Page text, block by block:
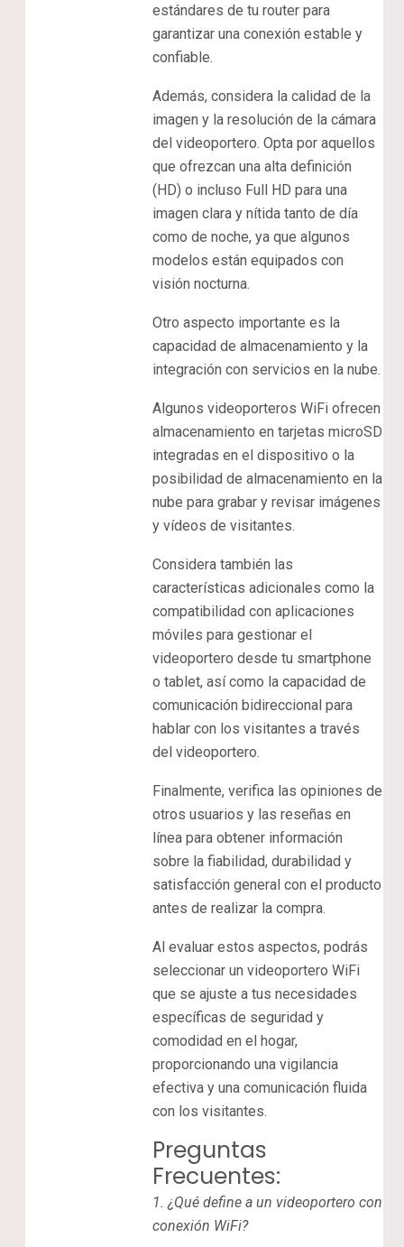
estándares de tu router para
garantizar una conexión estable y
confiable.
Además, considera la calidad de la
imagen y la resolución de la cámara
del videoportero. Opta por aquellos
que ofrezcan una alta definición
(HD) o incluso Full HD para una
imagen clara y nítida tanto de día
como de noche, ya que algunos
modelos están equipados con
visión nocturna.
Otro aspecto importante es la
capacidad de almacenamiento y la
integración con servicios en la nube.
Algunos videoporteros WiFi ofrecen
almacenamiento en tarjetas microSD
integradas en el dispositivo o la
posibilidad de almacenamiento en la
nube para grabar y revisar imágenes
y vídeos de visitantes.
Considera también las
características adicionales como la
compatibilidad con aplicaciones
móviles para gestionar el
videoportero desde tu smartphone
o tablet, así como la capacidad de
comunicación bidireccional para
hablar con los visitantes a través
del videoportero.
Finalmente, verifica las opiniones de
otros usuarios y las reseñas en
línea para obtener información
sobre la fiabilidad, durabilidad y
satisfacción general con el producto
antes de realizar la compra.
Al evaluar estos aspectos, podrás
seleccionar un videoportero WiFi
que se ajuste a tus necesidades
específicas de seguridad y
comodidad en el hogar,
proporcionando una vigilancia
efectiva y una comunicación fluida
con los visitantes.
Preguntas
Frecuentes:
1.¿Qué define a un videoportero con
conexión WiFi?